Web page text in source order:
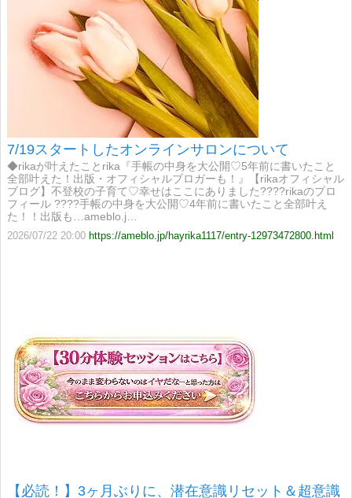
7/19スタートしたオンラインサロンについて
◆rikaが叶えたことrika『手帳の中身を大公開♡5年前に書いたこと
全部叶えた！出版・オフィシャルブロガーも！』【rikaオフィシャル
ブログ】不登校の子育て♡幸せはここにありました????rikaのプロ
フィール ????手帳の中身を大公開♡4年前に書いたこと全部叶え
た！！出版も…ameblo.j…
2026/07/22 20:00 https://ameblo.jp/hayrika1117/entry-12973472800.html
【必読！】3ヶ月ぶりに、潜在意識リセット＆超意識